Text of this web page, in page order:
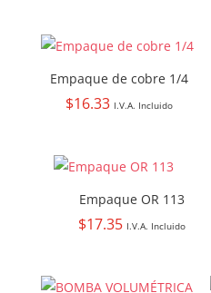
Empaque de cobre 1/4
$16.33 I.V.A. Incluido
Empaque OR 113
$17.35 I.V.A. Incluido